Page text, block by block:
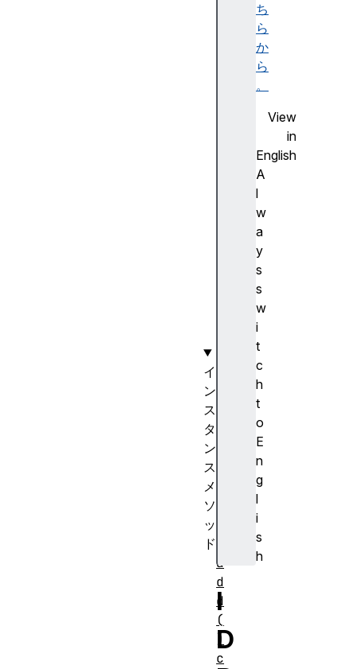
ち
ら
か
ら
。
View
in
English
A
l
w
a
y
s
s
w
i
t
c
h
t
o
E
n
g
l
i
s
h
I
D
イ
ン
ス
タ
ン
ス
メ
ソ
ッ
ド
a
d
d
(
)
c